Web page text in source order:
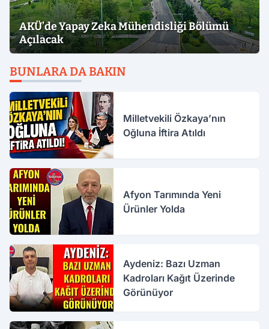
AKÜ’de Yapay Zeka Mühendisliği Bölümü
Açılacak
BUNLARA DA BAKIN
Milletvekili Özkaya’nın
Oğluna İftira Atıldı
Afyon Tarımında Yeni
Ürünler Yolda
Aydeniz: Bazı Uzman
Kadroları Kağıt Üzerinde
Görünüyor